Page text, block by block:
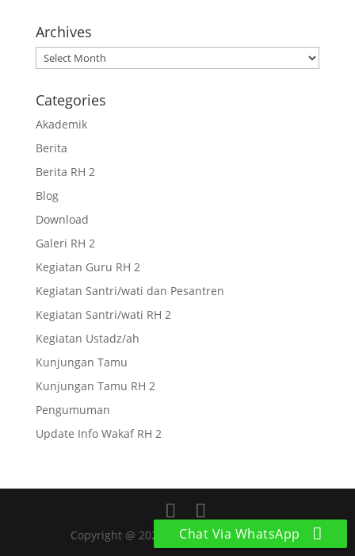
Archives
Archives
Categories
Akademik
Berita
Berita RH 2
Blog
Download
Galeri RH 2
Kegiatan Guru RH 2
Kegiatan Santri/wati dan Pesantren
Kegiatan Santri/wati RH 2
Kegiatan Ustadz/ah
Kunjungan Tamu
Kunjungan Tamu RH 2
Pengumuman
Update Info Wakaf RH 2
Copyright @ 2024 Ar-Raudlatul Hasanah
Chat Via WhatsApp